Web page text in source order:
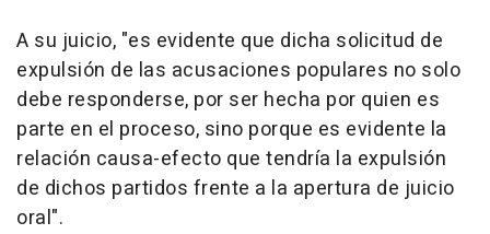
A su juicio, "es evidente que dicha solicitud de
expulsión de las acusaciones populares no solo
debe responderse, por ser hecha por quien es
parte en el proceso, sino porque es evidente la
relación causa-efecto que tendría la expulsión
de dichos partidos frente a la apertura de juicio
oral".